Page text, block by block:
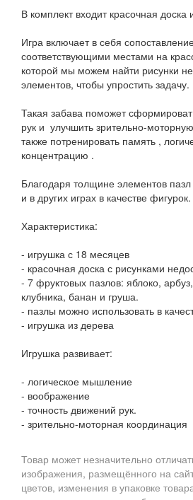
В комплект входит красочная доска
Игра включает в себя
соответствующими местами на
которой мы можем найти рисунки
элементов, чтобы упростить задачу.
Такая забава поможет
рук и улучшить зрительно-
также потренировать память ,
концентрацию .
Благодаря толщине элементов
и в других играх в качестве фигурок.
Характеристика:
- игрушка с 18 месяцев
- красочная доска с рисунками
- 7 фруктовых пазлов: яблоко,
клубника, банан и груша.
- пазлы можно использовать в
- игрушка из дерева
Игрушка развивает:
- логическое мышление
- воображение
- точность движений рук.
- зрительно-моторная координация
Товар может незначительно
изображения, размещённого на
цветов, изменения в упаковке